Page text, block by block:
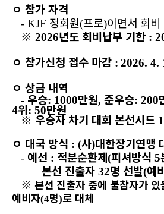
ㅇ 참가 자격
- KJF 정회원(프로)이면서 회
※ 2026년도 회비납부 기한 :
ㅇ 참가신청 접수 마감 : 2026. 4.
ㅇ 상금 내역
- 우승: 1000만원, 준우승: 200
4위: 50만원
※ 우승자 차기 대회 본선시드 1
ㅇ 대국 방식 : (사)대한장기연맹
- 예선 : 적분순환제(피셔방식 5
본선 진출자 32명 선발(예
※ 본선 진출자 중에 불참자가 있
예비자(4명)로 대체